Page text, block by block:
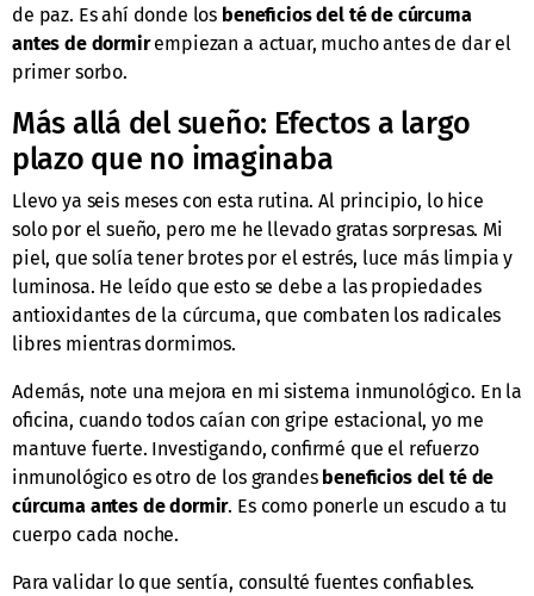
de paz. Es ahí donde los beneficios del té de cúrcuma
antes de dormirempiezan a actuar, mucho antes de dar el
primer sorbo.
Más allá del sueño: Efectos a largo
plazo que no imaginaba
Llevo ya seis meses con esta rutina. Al principio, lo hice
solo por el sueño, pero me he llevado gratas sorpresas. Mi
piel, que solía tener brotes por el estrés, luce más limpia y
luminosa. He leído que esto se debe a las propiedades
antioxidantes de la cúrcuma, que combaten los radicales
libres mientras dormimos.
Además, note una mejora en mi sistema inmunológico. En la
oficina, cuando todos caían con gripe estacional, yo me
mantuve fuerte. Investigando, confirmé que el refuerzo
inmunológico es otro de los grandes beneficios del té de
cúrcuma antes de dormir. Es como ponerle un escudo a tu
cuerpo cada noche.
Para validar lo que sentía, consulté fuentes confiables.